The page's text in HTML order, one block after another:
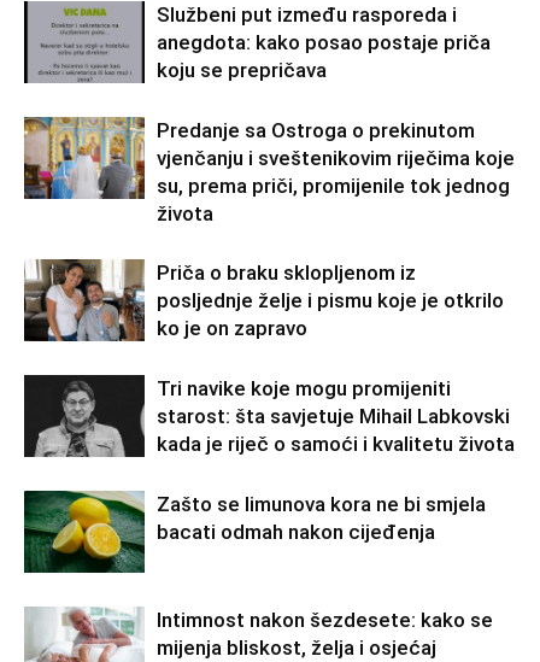
Službeni put između rasporeda i
anegdota: kako posao postaje priča
koju se prepričava
Predanje sa Ostroga o prekinutom
vjenčanju i sveštenikovim riječima koje
su, prema priči, promijenile tok jednog
života
Priča o braku sklopljenom iz
posljednje želje i pismu koje je otkrilo
ko je on zapravo
Tri navike koje mogu promijeniti
starost: šta savjetuje Mihail Labkovski
kada je riječ o samoći i kvalitetu života
Zašto se limunova kora ne bi smjela
bacati odmah nakon cijeđenja
Intimnost nakon šezdesete: kako se
mijenja bliskost, želja i osjećaj